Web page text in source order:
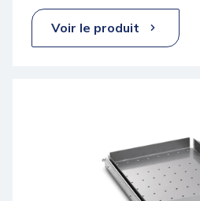
Voir le produit